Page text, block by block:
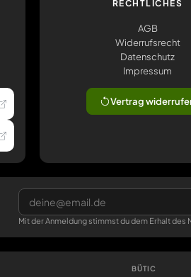
RECHTLICHES
AGB
Widerrufsrecht
Datenschutz
Impressum
Vertrag
Mit der Anmeldung stimmst du dem Erhalt
BÜTIC